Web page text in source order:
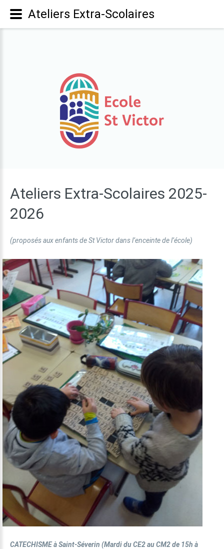
Ateliers Extra-Scolaires 2025-
2026
(proposés aux enfants de St Victor dans l’enceinte de l’école)
CATECHISME à Saint-Séverin (Mardi du CE2 au CM2 de 15h à
Ateliers Extra-Scolaires